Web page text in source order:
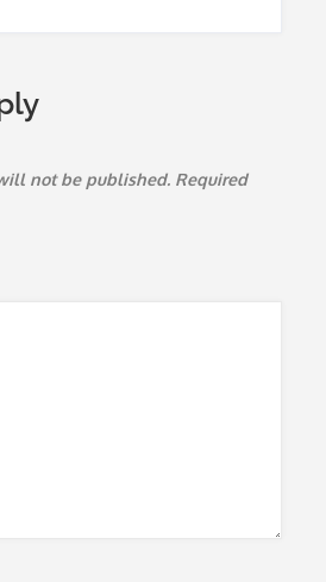
not be published. Required